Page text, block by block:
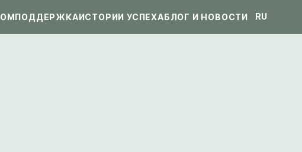
ПОДДЕРЖКАИСТОРИИ УСПЕХАБЛОГ И НОВОСТИ RU